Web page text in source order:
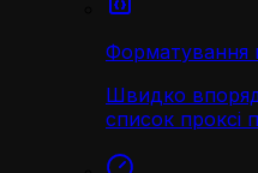
Форматування
Швидко
список проксі